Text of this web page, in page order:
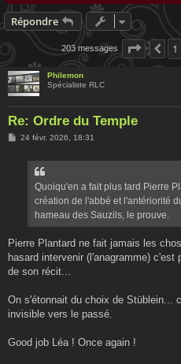
Répondre
203 messages Page 141
Philemon
Spécialiste RLC
Re: Ordre du Temple
M24 févr. 2026, 18:31
Quoiqu'en a fait plus tard Pierre
création de l'abbé et l'antériorité
hameau des Sauzils, le prouve.
Pierre Plantard ne fait jamais les
hasard intervenir (l'anagramme)
de son récit...
On s'étonnait du choix de Stüblein...
invisible vers le passé.
Good job Léa ! Once again !